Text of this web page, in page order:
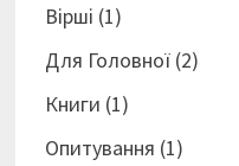
Вірші (1)
Для Головної (2)
Книги (1)
Опитування (1)